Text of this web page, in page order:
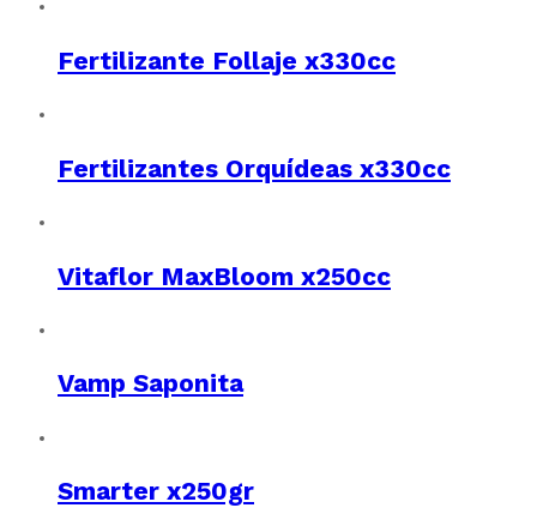
Fertilizante Follaje x330cc
Fertilizantes Orquídeas x330cc
Vitaflor MaxBloom x250cc
Vamp Saponita
Smarter x250gr